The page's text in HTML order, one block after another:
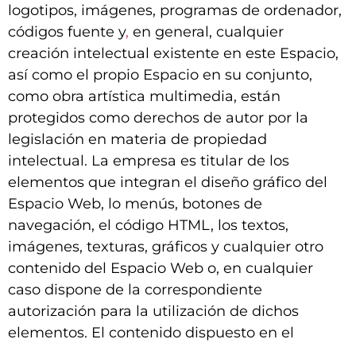
logotipos, imágenes, programas de ordenador,
códigos fuente y, en general, cualquier
creación intelectual existente en este Espacio,
así como el propio Espacio en su conjunto,
como obra artística multimedia, están
protegidos como derechos de autor por la
legislación en materia de propiedad
intelectual. La empresa es titular de los
elementos que integran el diseño gráfico del
Espacio Web, lo menús, botones de
navegación, el código HTML, los textos,
imágenes, texturas, gráficos y cualquier otro
contenido del Espacio Web o, en cualquier
caso dispone de la correspondiente
autorización para la utilización de dichos
elementos. El contenido dispuesto en el